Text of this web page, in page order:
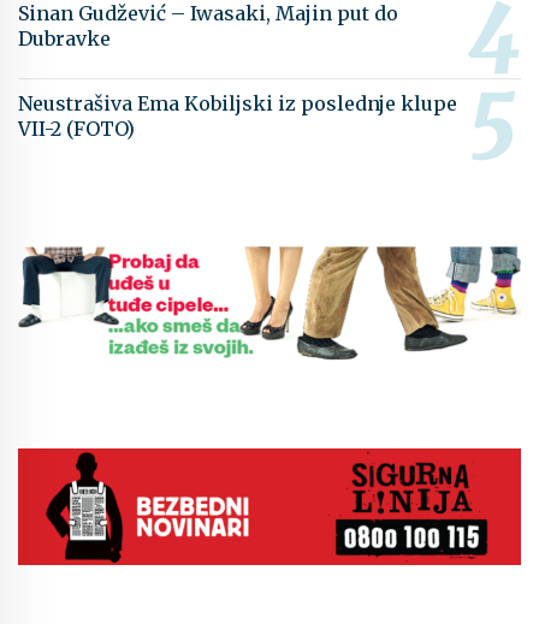
Sinan Gudžević – Iwasaki, Majin put do
Dubravke
Neustrašiva Ema Kobiljski iz poslednje klupe
VII-2 (FOTO)